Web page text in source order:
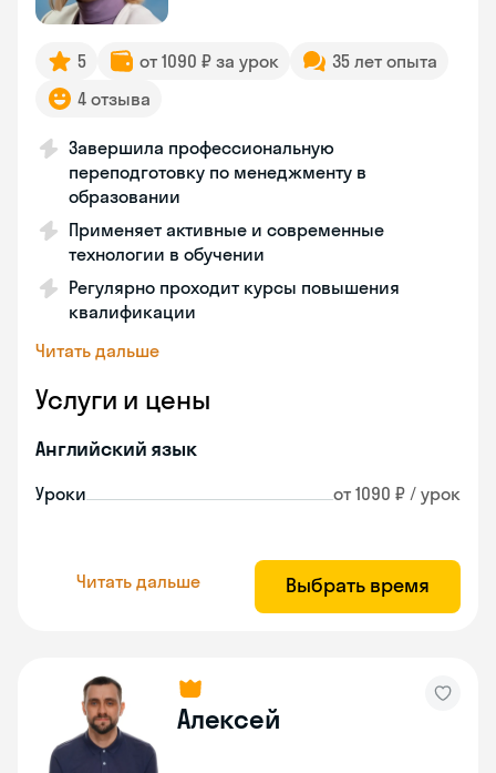
5 от 1090 ₽ за урок
35 лет опыта
4 отзыва
Завершила профессиональную
переподготовку по менеджменту в
образовании
Применяет активные и современные
технологии в обучении
Регулярно проходит курсы повышения
квалификации
Читать дальше
Услуги и цены
Английский язык
Уроки от 1090 ₽ / урок
Читать дальше Выбрать время
Алексей